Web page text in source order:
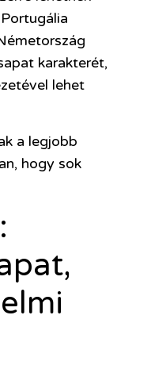
karakterét,
lehet
a legjobb
hogy sok